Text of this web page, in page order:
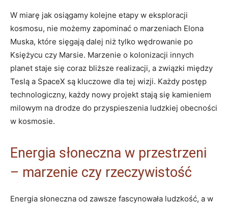
W miarę jak osiągamy kolejne etapy w eksploracji
kosmosu, nie możemy zapominać o marzeniach Elona
Muska, które sięgają dalej niż tylko wędrowanie po
Księżycu czy Marsie. Marzenie o kolonizacji innych
planet staje się coraz bliższe realizacji, a związki między
Teslą a SpaceX są kluczowe dla tej wizji. Każdy postęp
technologiczny, każdy nowy projekt stają się kamieniem
milowym na drodze do przyspieszenia ludzkiej obecności
w kosmosie.
Energia słoneczna w przestrzeni
– marzenie czy rzeczywistość
Energia słoneczna od zawsze fascynowała ludzkość, a w